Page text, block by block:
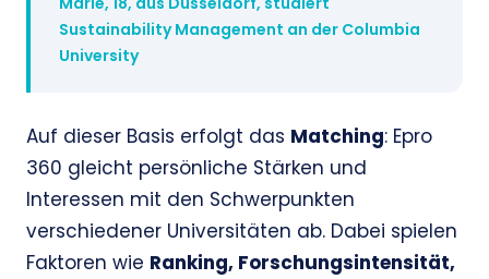
Sustainability Management an der Columbia
University
Auf dieser Basis erfolgt das Matching: Epro
360 gleicht persönliche Stärken und
Interessen mit den Schwerpunkten
verschiedener Universitäten ab. Dabei spielen
Faktoren wie Ranking, Forschungsintensität,